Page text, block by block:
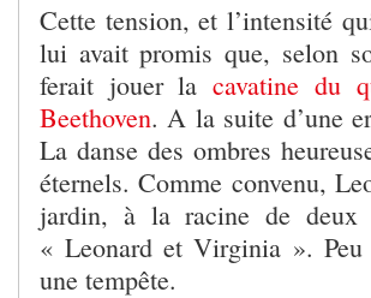
Cette tension, et l’intensité
lui avait promis que, selon
ferait jouer lacavatine du
Beethoven. A la suite d’une
La danse des ombres
éternels. Comme convenu,
jardin, à la racine de deux
« Leonard et Virginia ». Peu
une tempête.